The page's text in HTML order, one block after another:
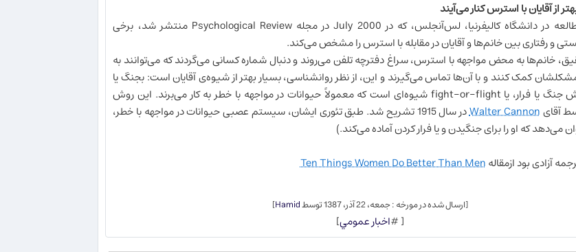
نتیجه یک مطالعه در دانشگاه کالیفرنیا، لس‌آنجلس، که در July 2000 در مجله Psychological Review منتشر شد، برخی
و رفتاری بین خانم‌ها و آقایان در مقابله با استرس را مشخص می‌کند.
خانم‌ها به محض مواجهه با استرس، سراغ دفترچه تلفن می‌روند و دنبال شماره کسانی می‌گردند که می‌توانند به
کمک کنند و با آن‌ها تماس می‌گیرند و این، از نظر روانشناسی، بسیار بهتر از شیوه‌ی آقایان است: بجنگ یا
فرار کن! (روش جنگ یا فرار، یا fight-or-flight شیوه‌ای است که معمولاً حیوانات در مواجهه با خطر به کار می‌برند. این روش
آقایWalter Cannon
در سال 1915 تشریح شد. طبق تئوری ایشان، سیستم عصبی حیوانات در مواجهه با خطر،
می‌دهد که او را برای جنگیدن و یا فرار کردن آماده می‌کند.)
آزادی بود ازمقالهTen Things Women Do Better Than Men
[ارسال شده در مورخه : جمعه، 22 آذر، 1387 توسط Hamid
]
[ #اخبار عمومي]